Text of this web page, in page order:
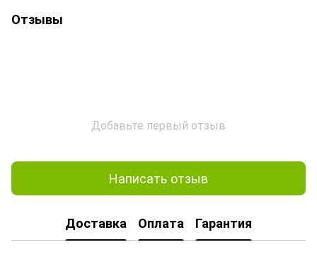
Отзывы
Добавьте первый отзыв
Написать отзыв
Доставка Оплата Гарантия